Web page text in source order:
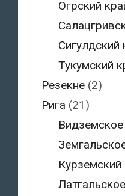
Огрский
Сигулдский
Тукумский
Резекне(2)
Рига (21)
Курземский